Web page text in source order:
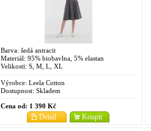
Barva: šedá antracit
Materiál: 95% biobavlna, 5% elastan
Velikosti: S, M, L, XL
Výrobce: Leela Cotton
Dostupnost: Skladem
Cena od: 1 390 Kč
Koupit
Detail